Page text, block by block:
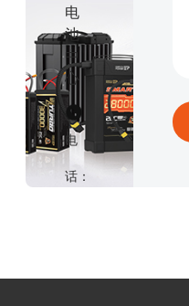
电
池
中
心
电
话：